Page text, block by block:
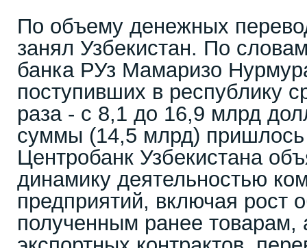
По объему денежных
занял Узбекистан. По
банка РУз Мамаризо
поступивших в республику
раза - с 8,1 до 16,9 млрд
суммы (14,5 млрд)
Центробанк Узбекистана
динамику деятельностью
предприятий, включая рост
полученным ранее товарам,